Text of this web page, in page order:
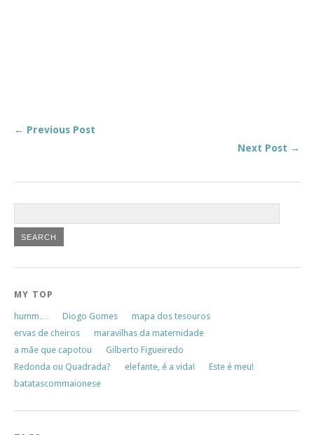
← Previous Post
Next Post →
MY TOP
humm… Diogo Gomes
mapa dos tesouros
ervas de cheiros
maravilhas da maternidade
a mãe que capotou
Gilberto Figueiredo
Redonda ou Quadrada?
elefante, é a vida!
Este é meu!
batatascommaionese